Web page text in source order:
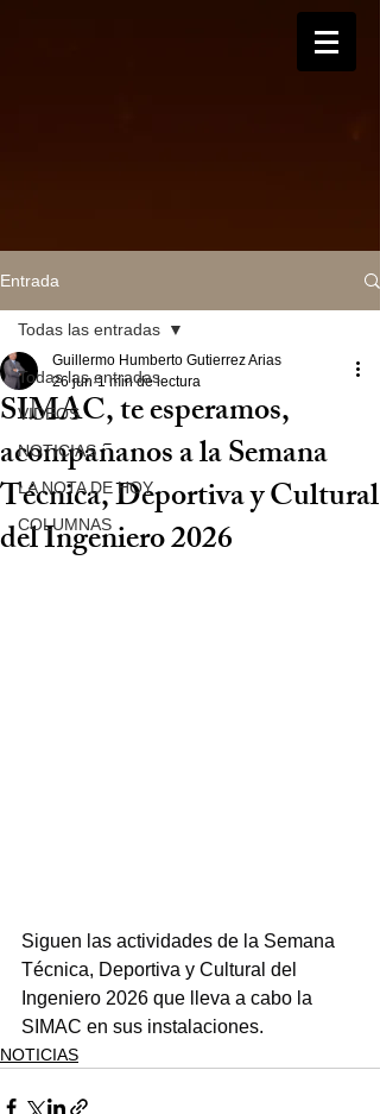
Entrada
Todas las entradas
VIDEOS
NOTICIAS
LA NOTA DE HOY
COLUMNAS
Todas las entradas
SIMAC, te esperamos,
acompañanos a la Semana
Técnica, Deportiva y Cultural
del Ingeniero 2026
Guillermo Humberto Gutierrez Arias
26 jun 1 min de lectura
Siguen las actividades de la Semana
Técnica, Deportiva y Cultural del
Ingeniero 2026 que lleva a cabo la
SIMAC en sus instalaciones.
NOTICIAS